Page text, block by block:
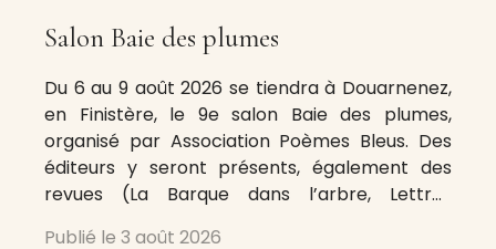
Salon Baie des plumes
Du 6 au 9 août 2026 se tiendra à Douarnenez,
en Finistère, le 9e salon Baie des plumes,
organisé par Association Poèmes Bleus. Des
éditeurs y seront présents, également des
revues (La Barque dans l’arbre, Lettres
Publié le 3 août 2026